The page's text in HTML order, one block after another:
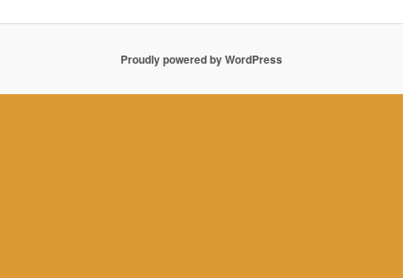
Proudly powered by WordPress